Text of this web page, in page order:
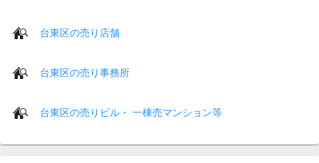
台東区の売り店舗
台東区の売り事務所
台東区の売りビル・ 一棟売マンション等